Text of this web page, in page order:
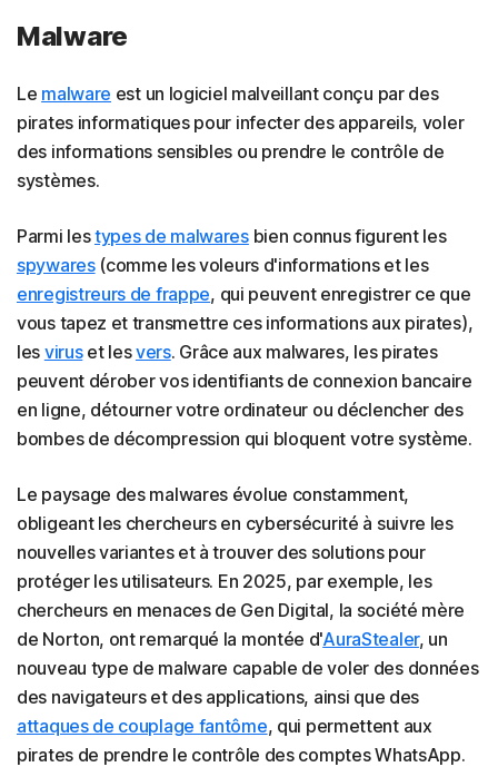
Malware
Le malware est un logiciel malveillant conçu par des
pirates informatiques pour infecter des appareils, voler
des informations sensibles ou prendre le contrôle de
systèmes.
Parmi lestypes de malwaresbien connus figurent les
spywares(comme les voleurs d'informations et les
enregistreurs de frappe, qui peuvent enregistrer ce que
vous tapez et transmettre ces informations aux pirates),
les viruset lesvers. Grâce aux malwares, les pirates
peuvent dérober vos identifiants de connexion bancaire
en ligne, détourner votre ordinateur ou déclencher des
bombes de décompression qui bloquent votre système.
Le paysage des malwares évolue constamment,
obligeant les chercheurs en cybersécurité à suivre les
nouvelles variantes et à trouver des solutions pour
protéger les utilisateurs. En 2025, par exemple, les
chercheurs en menaces de Gen Digital, la société mère
de Norton, ont remarqué la montée d'AuraStealer, un
nouveau type de malware capable de voler des données
des navigateurs et des applications, ainsi que des
attaques de couplage fantôme, qui permettent aux
pirates de prendre le contrôle des comptes WhatsApp.